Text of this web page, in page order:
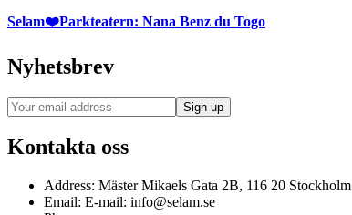
Selam❤️Parkteatern: Nana Benz du Togo
Nyhetsbrev
Kontakta oss
Address: Mäster Mikaels Gata 2B, 116 20 Stockholm
Email: E-mail: info@selam.se